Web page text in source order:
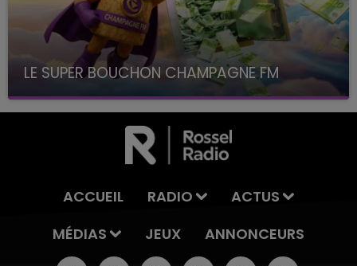
LE SUPER BOUCHON CHAMPAGNE FM
avec La Famille Champagne FM, à 8H10
ACCUEIL RADIO
ACTUS
MÉDIAS
JEUX ANNONCEURS